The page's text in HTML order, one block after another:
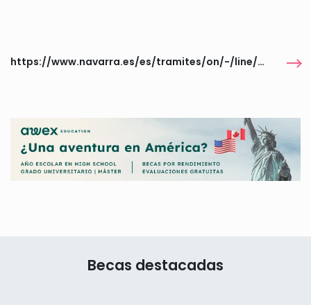
https://www.navarra.es/es/tramites/on/-/line/becas-para-la-ampliacion-de-estudios-artisticos-agorart-2026-2027
Becas destacadas